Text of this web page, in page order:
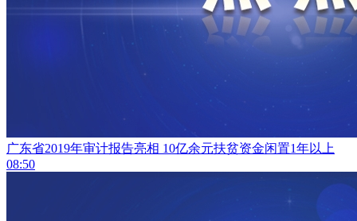
广东省2019年审计报告亮相 10亿余元扶贫资金闲置1年以上
08:50